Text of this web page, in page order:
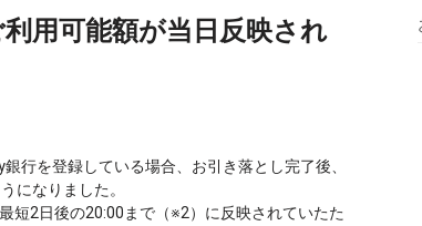
用可能額が当日反映され
行を登録している場合、お引き落とし完了後、
になりました。
短2日後の20:00まで（※2）に反映されていたた